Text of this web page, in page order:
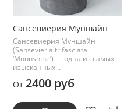
Сансевиерия Муншайн
Сансевиерия Муншайн
(Sansevieria trifasciata
‘Moonshine’) — одна из самых
изысканных...
От 2400 руб